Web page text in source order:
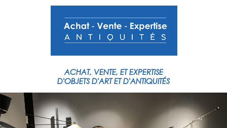
ACHAT, VENTE, ET EXPERTISE
D'OBJETS D'ART ET D'ANTIQUITÉS